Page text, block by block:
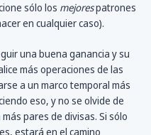
sólo los mejorespatrones
en cualquier caso).
una buena ganancia y su
más operaciones de las
a un marco temporal más
eso, y no se olvide de
pares de divisas. Si sólo
estará en el camino